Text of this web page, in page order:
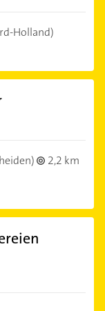
Holland)
2,2 km